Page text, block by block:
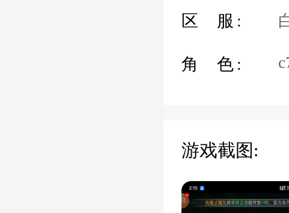
区 服:
角 色:
游戏截图: